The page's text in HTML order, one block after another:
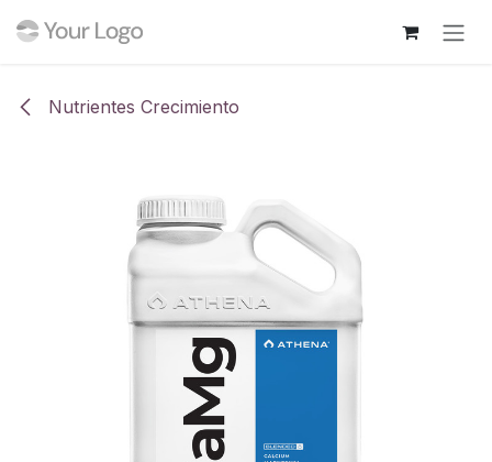
Nutrientes Crecimiento